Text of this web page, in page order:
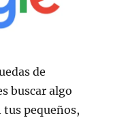
de
buscar algo
pequeños,